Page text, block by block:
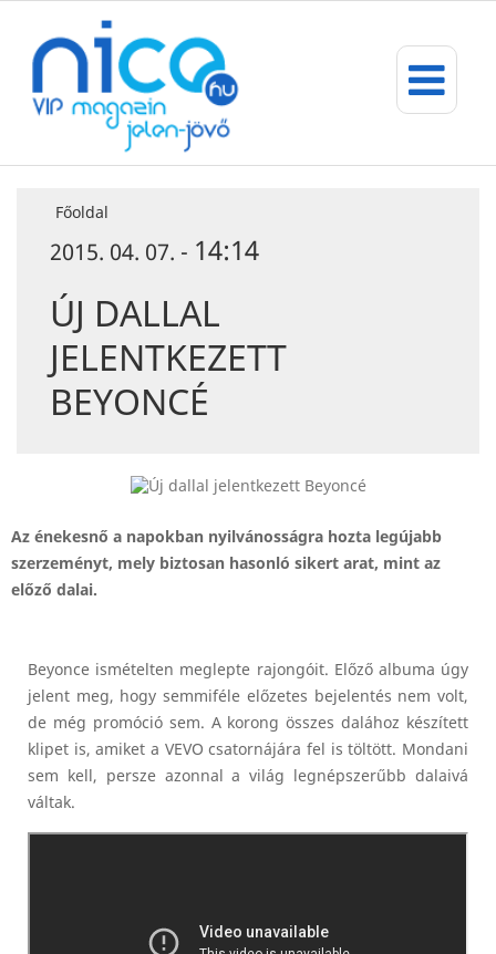
Főoldal
2015. 04. 07. - 14:14
ÚJ DALLAL
JELENTKEZETT
BEYONCÉ
Az énekesnő a napokban nyilvánosságra hozta legújabb
szerzeményt, mely biztosan hasonló sikert arat, mint az
előző dalai.
Beyonce ismételten meglepte rajongóit. Előző albuma úgy
jelent meg, hogy semmiféle előzetes bejelentés nem volt,
de még promóció sem. A korong összes dalához készített
klipet is, amiket a VEVO csatornájára fel is töltött. Mondani
sem kell, persze azonnal a világ legnépszerűbb dalaivá
váltak.